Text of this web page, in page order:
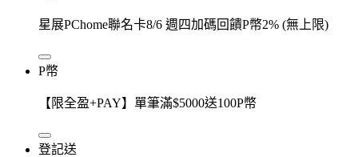
星展PChome聯名卡8/6 週四加碼回饋P幣2% (無上限)
P幣
【限全盈+PAY】單筆滿$5000送100P幣
登記送